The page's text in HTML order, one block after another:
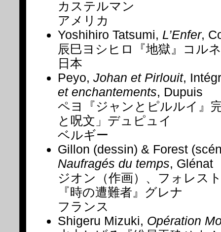
カステルマン
アメリカ
Yoshihiro Tatsumi, L’Enfer,
辰巳ヨシヒロ『地獄』コル
日本
Peyo, Johan et Pirlouit,
et enchantements, Dupuis
ペヨ『ジャンとピルルイ』
と呪文」デュピュイ
ベルギー
Gillon (dessin) & Forest
Naufragés du temps, Glénat
ジオン（作画）、フォレス
『時の遭難者』グレナ
フランス
Shigeru Mizuki, Opération